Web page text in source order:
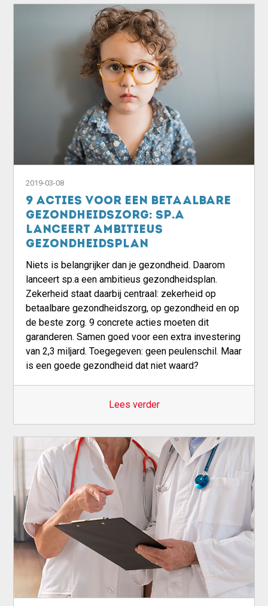
2019-03-08
9 acties voor een betaalbare
gezondheidszorg: sp.a
lanceert ambitieus
gezondheidsplan
Niets is belangrijker dan je gezondheid. Daarom
lanceert sp.a een ambitieus gezondheidsplan.
Zekerheid staat daarbij centraal: zekerheid op
betaalbare gezondheidszorg, op gezondheid en op
de beste zorg. 9 concrete acties moeten dit
garanderen. Samen goed voor een extra investering
van 2,3 miljard. Toegegeven: geen peulenschil. Maar
is een goede gezondheid dat niet waard?
Lees verder